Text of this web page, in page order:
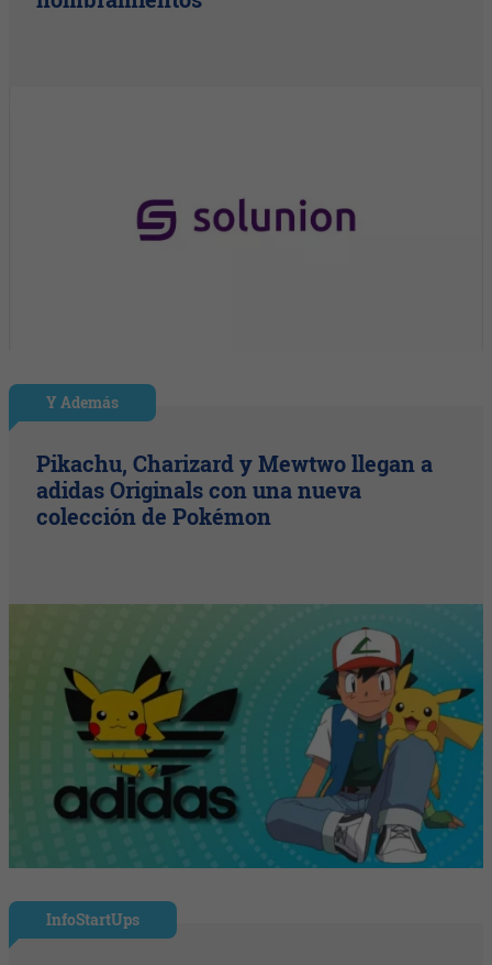
Y Además
Pikachu, Charizard y Mewtwo llegan a
adidas Originals con una nueva
colección de Pokémon
InfoStartUps